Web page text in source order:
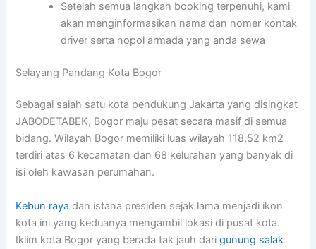
Setelah semua langkah booking terpenuhi, kami
akan menginformasikan nama dan nomer kontak
driver serta nopol armada yang anda sewa
Selayang Pandang Kota Bogor
Sebagai salah satu kota pendukung Jakarta yang disingkat
JABODETABEK, Bogor maju pesat secara masif di semua
bidang. Wilayah Bogor memiliki luas wilayah 118,52 km2
terdiri atas 6 kecamatan dan 68 kelurahan yang banyak di
isi oleh kawasan perumahan.
Kebun raya dan istana presiden sejak lama menjadi ikon
kota ini yang keduanya mengambil lokasi di pusat kota.
Iklim kota Bogor yang berada tak jauh darigunung salak